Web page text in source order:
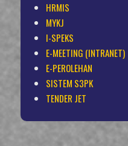
HRMIS
MYKJ
I-SPEKS
E-MEETING (INTRANET)
E-PEROLEHAN
SISTEM S3PK
TENDER JET